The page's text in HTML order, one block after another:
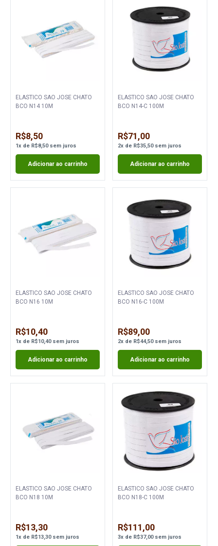
ELASTICO SAO JOSE CHATO
BCO N14 10M
R$8,50
1x de R$8,50sem juros
Adicionar ao carrinho
ELASTICO SAO JOSE CHATO
BCO N14-C 100M
R$71,00
2xde R$35,50sem juros
Adicionar ao carrinho
ELASTICO SAO JOSE CHATO
BCO N16 10M
R$10,40
1x de R$10,40sem juros
Adicionar ao carrinho
ELASTICO SAO JOSE CHATO
BCO N16-C 100M
R$89,00
2xde R$44,50sem juros
Adicionar ao carrinho
ELASTICO SAO JOSE CHATO
BCO N18 10M
R$13,30
1x de R$13,30sem juros
ELASTICO SAO JOSE CHATO
BCO N18-C 100M
R$111,00
3xde R$37,00sem juros